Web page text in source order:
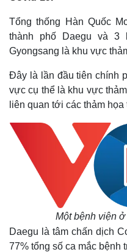
Tổng thống Hàn Quốc
thành phố Daegu và
Gyongsang là khu vực
Đây là lần đầu tiên chính
vực cụ thể là khu vực
liên quan tới các thảm
Một bệnh viện
Daegu là tâm chấn dịch
77% tổng số ca mắc bệnh